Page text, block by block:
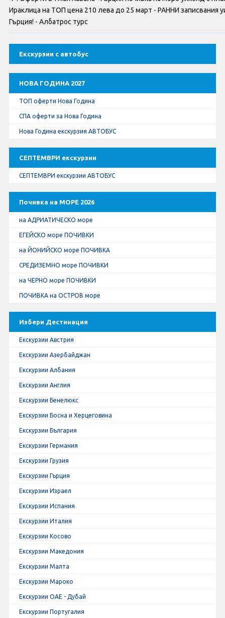
Екскурзии с автобус
НОВА ГОДИНА 2027
ТОП оферти Нова Година
СПА оферти за Нова Година
Нова Година екскурзия АВТОБУС
СЕПТЕМВРИ екскурзии
СЕПТЕМВРИ екскурзии АВТОБУС
Почивка на МОРЕ 2026
на АДРИАТИЧЕСКО море
ЕГЕЙСКО море ПОЧИВКИ
на ЙОНИЙСКО море ПОЧИВКА
СРЕДИЗЕМНО море ПОЧИВКИ
на ЧЕРНО море ПОЧИВКИ
ПОЧИВКА на ОСТРОВ море
Избери Дестинация
Екскурзии Австрия
Екскурзии Азербайджан
Екскурзии Албания
Екскурзии Англия
Екскурзии Бенелюкс
Екскурзии Босна и Херцеговина
Екскурзии България
Екскурзии Германия
Екскурзии Грузия
Екскурзии Гърция
Екскурзии Израел
Екскурзии Испания
Екскурзии Италия
Екскурзии Косово
Екскурзии Македония
Екскурзии Малта
Екскурзии Мароко
Екскурзии ОАЕ - Дубай
Екскурзии Португалия
Ираклица на ТОП цена 210 лева до 25 март - РАННИ записвания
Гърция! - Албатрос турс